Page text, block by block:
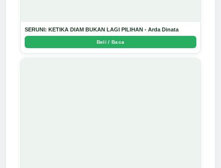
SERUNI: KETIKA DIAM BUKAN LAGI PILIHAN - Arda Dinata
Beli / Baca